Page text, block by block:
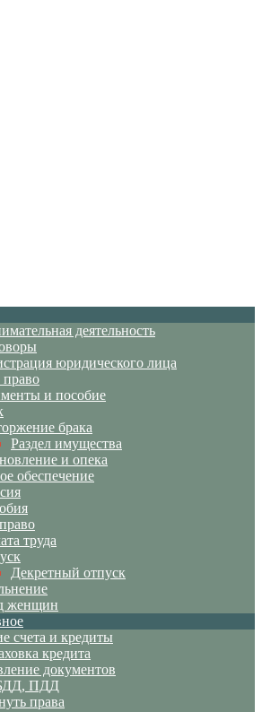
деятельность
юридического лица
и пособие
брака
Раздел имущества
и опека
обеспечение
труда
Декретный отпуск
женщин
счета и кредиты
кредита
документов
ПДД
права